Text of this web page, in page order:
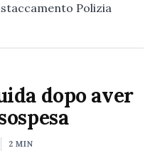
Polizia
dopo aver
2 MIN